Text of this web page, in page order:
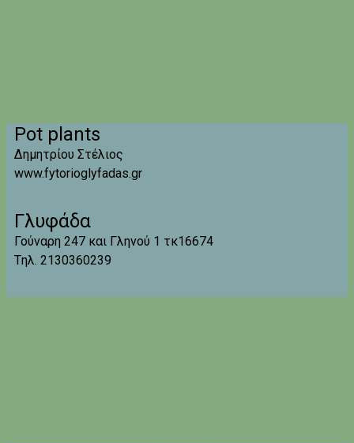
Pot plants
Δημητρίου Στέλιος
www.fytorioglyfadas.gr
Γλυφάδα
Γούναρη 247 και Γληνού 1 τκ16674
Tηλ. 2130360239